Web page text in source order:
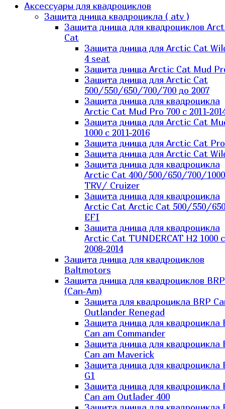
Аксессуары для квадроциклов
Защита днища квадроцикла ( atv )
Защита днища для квадроциклов
Cat
Защита днища для Arctic Cat
4 seat
Защита днища Arctic Cat Mud
Защита днища для Arctic Cat
500/550/650/700/700 до 2007
Защита днища для квадроцикла
Arctic Cat Mud Pro 700 с 2011-
Защита днища для Arctic Cat
1000 c 2011-2016
Защита днища для Arctic Cat
Защита днища для Arctic Cat
Защита днища для квадроцикла
Arctic Cat 400/500/650/700/1000
TRV/ Cruizer
Защита днища для квадроцикла
Arctic Cat Arctic Cat 500/550/
EFI
Защита днища для квадроцикла
Arctic Cat TUNDERCAT H2 1000 c
2008-2014
Защита днища для квадроциклов
Baltmotors
Защита днища для квадроциклов BRP
(Can-Am)
Защита для квадроцикла BRP
Outlander Renegad
Защита днища для квадроцикла
Can am Commander
Защита днища для квадроцикла
Can am Maverick
Защита днища для квадроцикла
G1
Защита днища для квадроцикла
Can am Outlader 400